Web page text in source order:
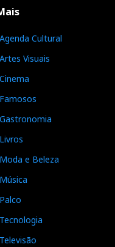
Agenda Cultural
Artes Visuais
Cinema
Famosos
Gastronomia
Livros
Moda e Beleza
Música
Palco
Tecnologia
Televisão